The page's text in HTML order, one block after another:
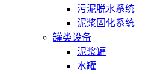
污泥脱水系统
泥浆固化系统
罐类设备
泥浆罐
水罐